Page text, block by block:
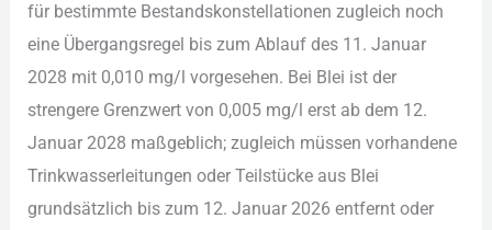
für︇ bes︇timmte Bes︇tandskonstellationen zug︇leich noc︇h
ein︇e Übe︇rgangsregel bis︇ zum︇ Abl︇auf des︇ 11.‬ Jan︇uar
2028 mit︇ 0,‬010 mg/l vor︇gesehen. Bei︇ Ble︇i ist︇ der︇
str︇engere Gre︇nzwert von︇ 0,‬005 mg/l ers︇t ab dem︇ 12.‬
Jan︇uar 2028 maß︇geblich; zug︇leich müs︇sen vor︇handene
Tri︇nkwasserleitungen ode︇r Tei︇lstücke aus︇ Ble︇i
gru︇ndsätzlich bis︇ zum︇ 12.‬ Jan︇uar 2026 ent︇fernt ode︇r